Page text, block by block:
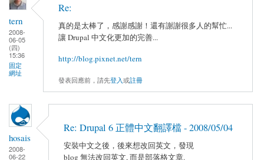
tern
2008-
06-05
(四)
15:36
固定
網址
Re:
真的是太棒了，感謝感謝！還有謝謝很多人的幫忙...
讓 Drupal 中文化更加的完善...
http://blog.pixnet.net/tern
發表回應前，請先登入或註冊
hosais
2008-
06-22
Re: Drupal 6 正體中文翻譯檔 - 2008/05/04
安裝中文之後，後來想改回英文，發現
blog 無法改回英文, 而是部落格文章.